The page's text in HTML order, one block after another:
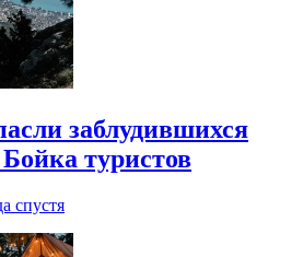
заблудившихся
туристов
спустя